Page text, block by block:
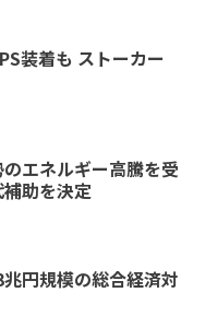
装着も ストーカー
エネルギー高騰を受
助を決定
円規模の総合経済対